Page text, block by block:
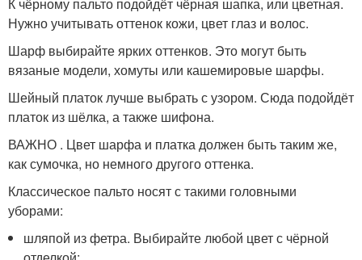
К чёрному пальто подойдёт чёрная шапка, или цветная.
Нужно учитывать оттенок кожи, цвет глаз и волос.
Шарф выбирайте ярких оттенков. Это могут быть
вязаные модели, хомуты или кашемировые шарфы.
Шейный платок лучше выбрать с узором. Сюда подойдёт
платок из шёлка, а также шифона.
ВАЖНО . Цвет шарфа и платка должен быть таким же,
как сумочка, но немного другого оттенка.
Классическое пальто носят с такими головными
уборами:
шляпой из фетра. Выбирайте любой цвет с чёрной